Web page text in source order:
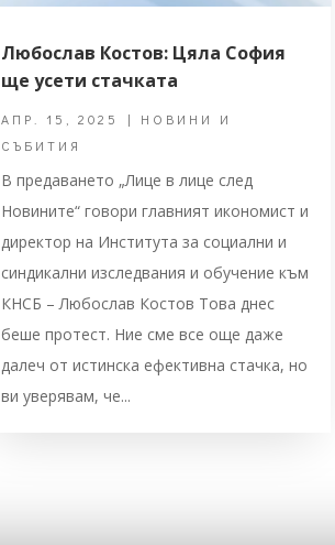
Любослав Костов: Цяла София
ще усети стачката
АПР. 15, 2025 | НОВИНИ И
СЪБИТИЯ
В предаването „Лице в лице след
Новините“ говори главният икономист и
директор на Института за социални и
синдикални изследвания и обучение към
КНСБ – Любослав Костов Това днес
беше протест. Ние сме все още даже
далеч от истинска ефективна стачка, но
ви уверявам, че...